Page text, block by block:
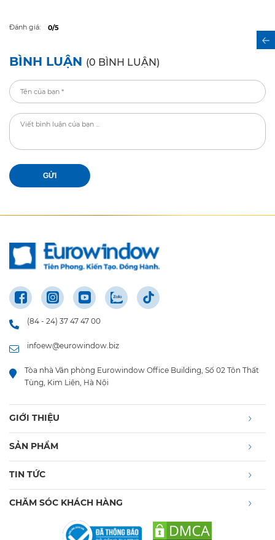
Đánh giá: 0/5
BÌNH LUẬN (0 BÌNH LUẬN)
GỬI
(84 - 24) 37 47 47 00
infoew@eurowindow.biz
Tòa nhà Văn phòng Eurowindow Office Building, Số 02 Tôn Thất
Tùng, Kim Liên, Hà Nội
GIỚI THIỆU
SẢN PHẨM
TIN TỨC
CHĂM SÓC KHÁCH HÀNG